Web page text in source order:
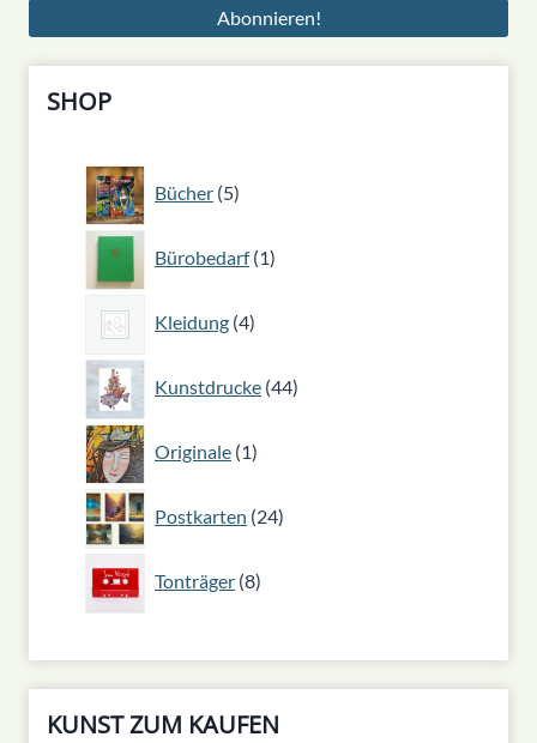
SHOP
Bücher 5
5
Produkte
Bürobedarf 1
1
Produkt
Kleidung 4
4
Produkte
Kunstdrucke 44
44
Produkte
Originale 1
1
Produkt
Postkarten 24
24
Produkte
Tonträger 8
8
Produkte
KUNST ZUM KAUFEN